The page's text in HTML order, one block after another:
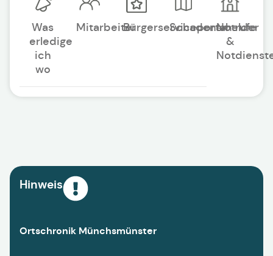
Was
erledige
ich
wo
MitarbeiterBürgerserviceportal
Schadensmelder
Notrufe
&
Hinweis
Ortschronik Münchsmünster